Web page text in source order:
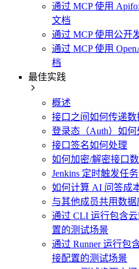
通过 MCP 使用
文档
通过 MCP 使用公开
通过 MCP 使用
档
最佳实践
概述
接口之间如何传递数
登录态（Auth）如何
接口签名如何处理
如何加密/解密接口
Jenkins 定时触发任务
如何计算 AI 问答成
与其他成员共用数
通过 CLI 运行包含
置的测试场景
通过 Runner 运行包
接配置的测试场景